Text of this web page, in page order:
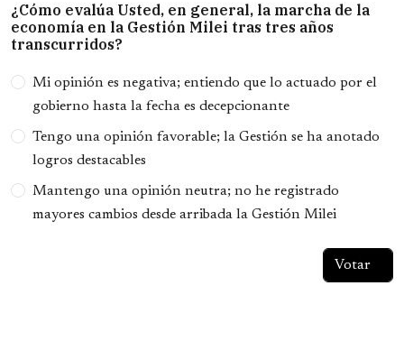
¿Cómo evalúa Usted, en general, la marcha de la
economía en la Gestión Milei tras tres años
transcurridos?
Opciones
Mi opinión es negativa; entiendo que lo actuado por el
gobierno hasta la fecha es decepcionante
Tengo una opinión favorable; la Gestión se ha anotado
logros destacables
Mantengo una opinión neutra; no he registrado
mayores cambios desde arribada la Gestión Milei